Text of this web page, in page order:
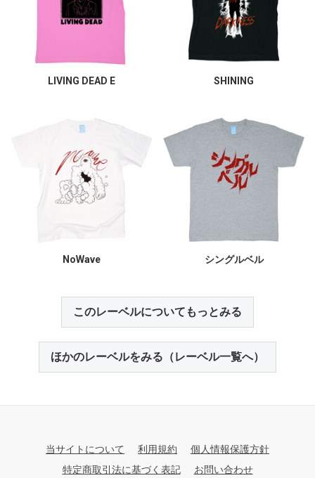
LIVING DEAD E SHINING
NoWave シングルベル
このレーベルについてもっとみる
ほかのレーベルをみる（レーベル一覧へ）
当サイトについて 利用規約
個人情報保護方針
特定商取引法に基づく表記
お問い合わせ